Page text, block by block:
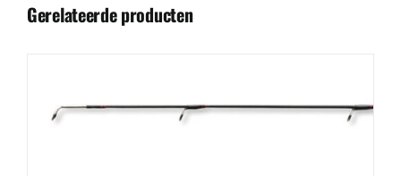
Gerelateerde producten